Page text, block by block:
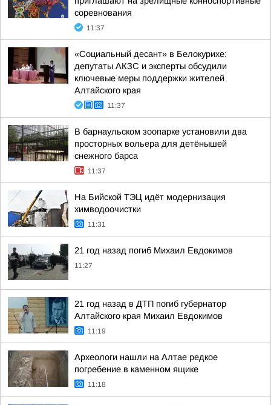
соревнования
11:37
«Социальный десант» в Белокурихе:
депутаты АКЗС и эксперты обсудили
ключевые меры поддержки жителей
Алтайского края
11:37
В барнаульском зоопарке установили два
просторных вольера для детёнышей
снежного барса
11:37
На Бийской ТЭЦ идёт модернизация
химводоочистки
11:31
21 год назад погиб Михаил Евдокимов
11:27
21 год назад в ДТП погиб губернатор
Алтайского края Михаил Евдокимов
11:19
Археологи нашли на Алтае редкое
погребение в каменном ящике
11:18